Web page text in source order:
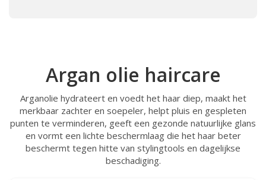
Argan olie haircare
Arganolie hydrateert en voedt het haar diep, maakt het
merkbaar zachter en soepeler, helpt pluis en gespleten
punten te verminderen, geeft een gezonde natuurlijke glans
en vormt een lichte beschermlaag die het haar beter
beschermt tegen hitte van stylingtools en dagelijkse
beschadiging.